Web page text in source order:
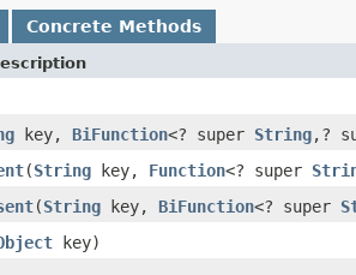
Concrete Methods
key, BiFunction<? super String,?
(String key, Function<? super
(String key, BiFunction<? super
key)